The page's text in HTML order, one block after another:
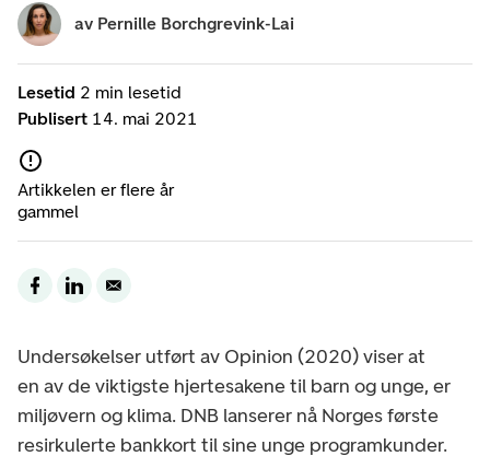
Lesetid 2 min lesetid
Publisert 14. mai 2021
Artikkelen er flere år
gammel
av Pernille Borchgrevink-Lai
Undersøkelser utført av Opinion (2020) viser at
en av de viktigste hjertesakene til barn og unge, er
miljøvern og klima. DNB lanserer nå Norges første
resirkulerte bankkort til sine unge programkunder.